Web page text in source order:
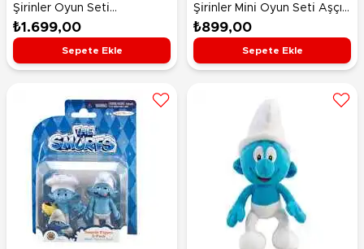
Şi̇ri̇nler Oyun Seti̇
Smurfette's Mushroom
House
₺1.699,00
Sepete Ekle
Şi̇ri̇nler Mi̇ni̇ Oyun Seti̇ Aşçı
Şirin
₺899,00
Sepete Ekle